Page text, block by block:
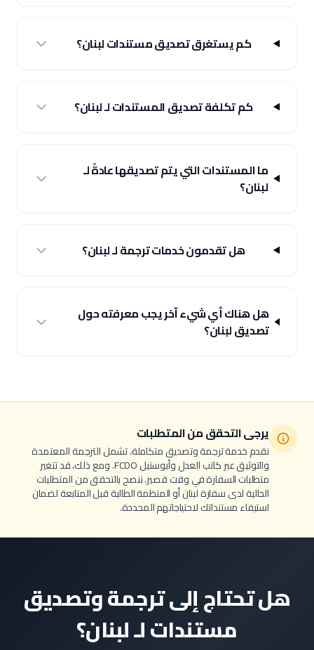
كم يستغرق تصديق مستندات لبنان؟
كم تكلفة تصديق المستندات لـ لبنان؟
ما المستندات التي يتم تصديقها عادةً لـ
لبنان؟
هل تقدمون خدمات ترجمة لـ لبنان؟
هل هناك أي شيء آخر يجب معرفته حول
تصديق لبنان؟
يرجى التحقق من المتطلبات
نقدم خدمة ترجمة وتصديق متكاملة، تشمل الترجمة المعتمدة
والتوثيق عبر كاتب العدل وأبوستيل FCDO. ومع ذلك، قد تتغير
متطلبات السفارة في وقت قصير. ننصح بالتحقق من المتطلبات
الحالية لدى سفارة لبنان أو المنظمة الطالبة قبل المتابعة لضمان
استيفاء مستنداتك لاحتياجاتهم المحددة.
هل تحتاج إلى ترجمة وتصديق
مستندات لـ لبنان؟